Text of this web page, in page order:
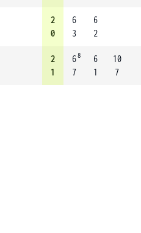
2
0
6
3
6
2
2
1
68
7
6
1
10
7